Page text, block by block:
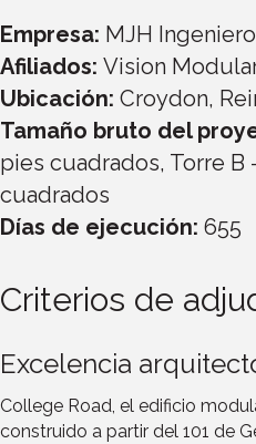
Empresa: MJH
Afiliados: Vision
Ubicación: Croydon,
Tamaño bruto del
pies cuadrados, Torre B
cuadrados
Días de ejecución: 655
Criterios de
Excelencia
College Road, el edificio
construido a partir del 101 de